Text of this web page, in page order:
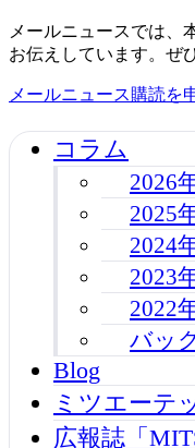
メールニュースでは、
お伝えしています。ぜ
メールニュース購読を
コラム
2026
2025
2024
2023
2022
バッ
Blog
ミツエーテ
広報誌「